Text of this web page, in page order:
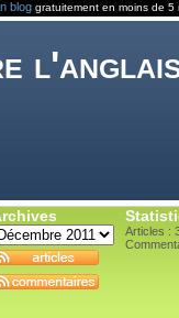
blog gratuitement en moins de 5
Articles :